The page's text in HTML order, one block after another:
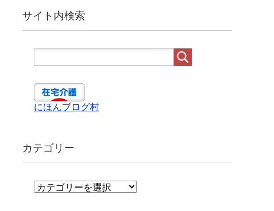
サイト内検索
にほんブログ村
カテゴリー
カ